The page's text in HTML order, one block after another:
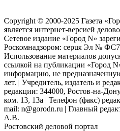
Copyright © 2000-2025 Газета
является интернет-версией
Сетевое издание «Город N»
Роскомнадзором: серuя Эл №
Использование материалов
ссылкой на публикации «Город
информацию, не
лет. | Учредитель, издатель и
редакции: 344000, Ростов-на-
ком. 13, 13а | Телефон (факс)
mail: n@gorodn.ru | Главный
А.В.
Ростовский деловой портал